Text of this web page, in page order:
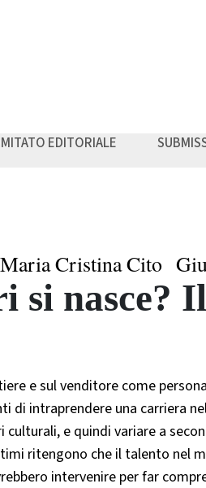
EDITORIALE
Maria Cristina Cito
si nasce?
e sul venditore come
di intraprendere una carriera
e quindi variare a
ritengono che il talento nel
intervenire per far